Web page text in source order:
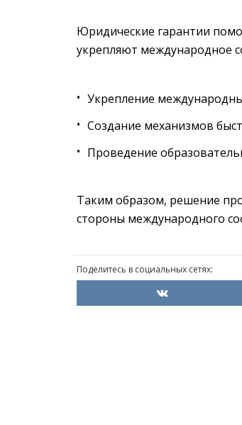
Юридические гарантии
укрепляют международное
Укрепление
Создание механизмов
Проведение
Таким образом, решение
стороны международного
Поделитесь в социальных сетях: